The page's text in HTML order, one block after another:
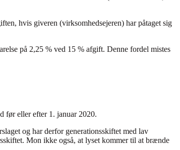
hvis giveren (virksomhedsejeren) har påtaget sig
på 2,25 % ved 15 % afgift. Denne fordel mistes
før eller efter 1. januar 2020.
og har derfor generationsskiftet med lav
Mon ikke også, at lyset kommer til at brænde